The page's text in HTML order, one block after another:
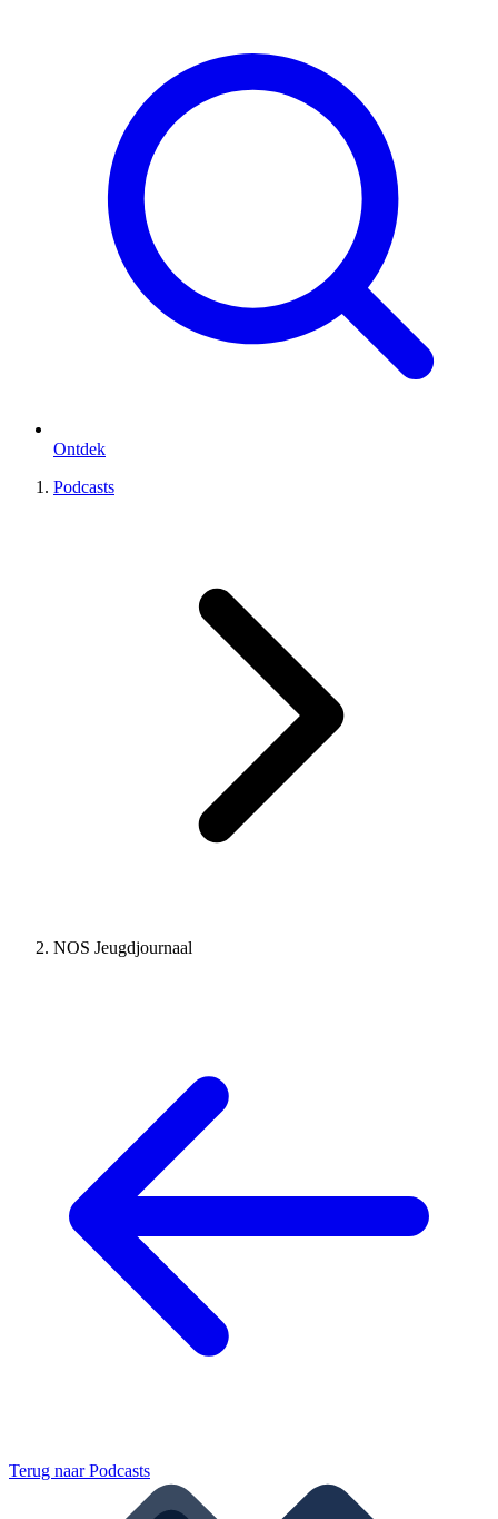
Ontdek
Podcasts
NOS Jeugdjournaal
Terug naarPodcasts